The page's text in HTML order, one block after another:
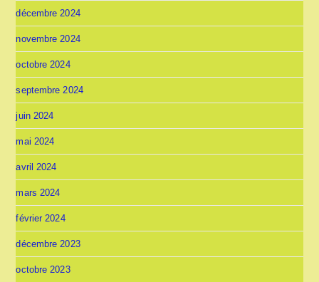
décembre 2024
novembre 2024
octobre 2024
septembre 2024
juin 2024
mai 2024
avril 2024
mars 2024
février 2024
décembre 2023
octobre 2023